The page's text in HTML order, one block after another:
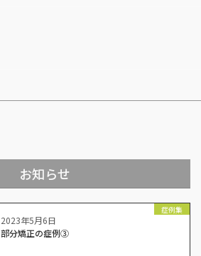
お知らせ
2023年5月6日
症例集
部分矯正の症例③